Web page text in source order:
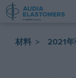
材料 > 2021